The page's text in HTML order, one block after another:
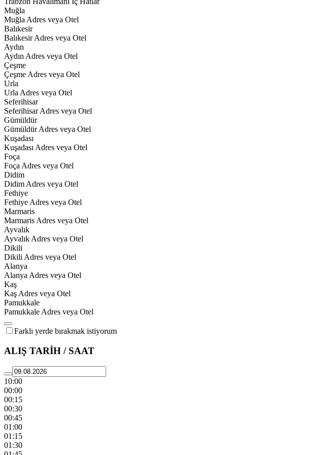
Muğla
Muğla Adres veya Otel
Balıkesir
Balıkesir Adres veya Otel
Aydın
Aydın Adres veya Otel
Çeşme
Çeşme Adres veya Otel
Urla
Urla Adres veya Otel
Seferihisar
Seferihisar Adres veya Otel
Gümüldür
Gümüldür Adres veya Otel
Kuşadası
Kuşadası Adres veya Otel
Foça
Foça Adres veya Otel
Didim
Didim Adres veya Otel
Fethiye
Fethiye Adres veya Otel
Marmaris
Marmaris Adres veya Otel
Ayvalık
Ayvalık Adres veya Otel
Dikili
Dikili Adres veya Otel
Alanya
Alanya Adres veya Otel
Kaş
Kaş Adres veya Otel
Pamukkale
Pamukkale Adres veya Otel
Farklı yerde bırakmak istiyorum
ALIŞ TARİH / SAAT
10:00
00:00
00:15
00:30
00:45
01:00
01:15
01:30